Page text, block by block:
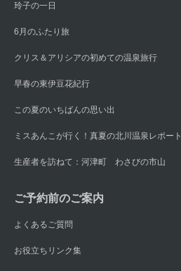
玲子の一日
6月のふたり旅
クリス＆アリシアの初めての温泉旅行
早春の東伊豆花紀行
この夏のいちばんの思い出
ミスあんこが行く！真夏の北川温泉レポート
生産者を訪ねて：河津町 わさびの市山
ご予約前のご案内
よくあるご質問
お役立ちリンク集